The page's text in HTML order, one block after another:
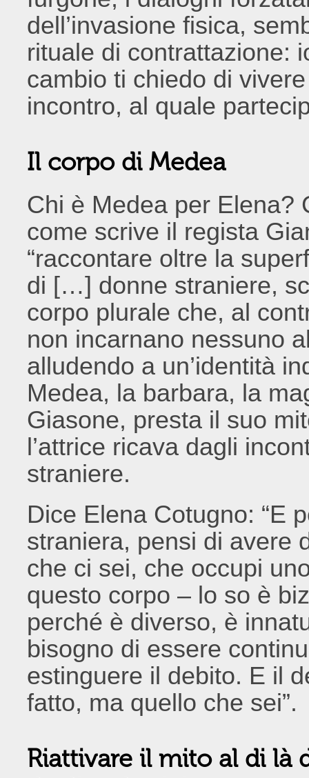
dell’invasione fisica,
rituale di contrattazione:
cambio ti chiedo di
incontro, al quale
Il corpo di Medea
Chi è Medea per Elena?
come scrive il regista
“raccontare oltre la
di […] donne straniere,
corpo plurale che, al
non incarnano nessuno
alludendo a un’identità
Medea, la barbara, la
Giasone, presta il suo
l’attrice ricava dagli
straniere.
Dice Elena Cotugno: “E
straniera, pensi di avere
che ci sei, che occupi
questo corpo – lo so è
perché è diverso, è
bisogno di essere
estinguere il debito. E il
fatto, ma quello che sei”.
Riattivare il mito al di là